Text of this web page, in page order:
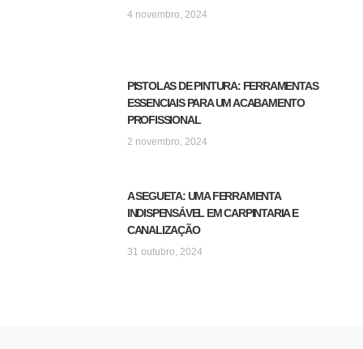
4 novembro, 2024
PISTOLAS DE PINTURA: FERRAMENTAS
ESSENCIAIS PARA UM ACABAMENTO
PROFISSIONAL
2 novembro, 2024
A SEGUETA: UMA FERRAMENTA
INDISPENSÁVEL EM CARPINTARIA E
CANALIZAÇÃO
31 outubro, 2024